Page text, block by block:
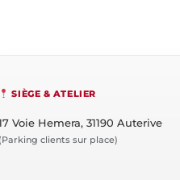
SIÈGE & ATELIER
Voie Hemera, 31190 Auterive
(Parking clients sur place)